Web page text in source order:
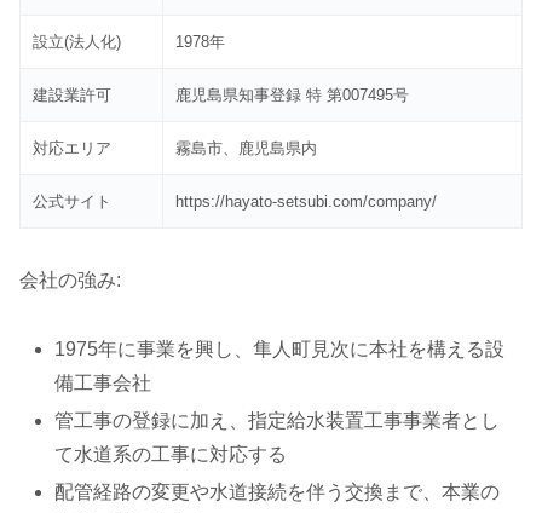
設立(法人化) 1978年
建設業許可 鹿児島県知事登録 特 第007495号
対応エリア 霧島市、鹿児島県内
公式サイト https://hayato-setsubi.com/company/
会社の強み:
1975年に事業を興し、隼人町見次に本社を構える設
備工事会社
管工事の登録に加え、指定給水装置工事事業者とし
て水道系の工事に対応する
配管経路の変更や水道接続を伴う交換まで、本業の